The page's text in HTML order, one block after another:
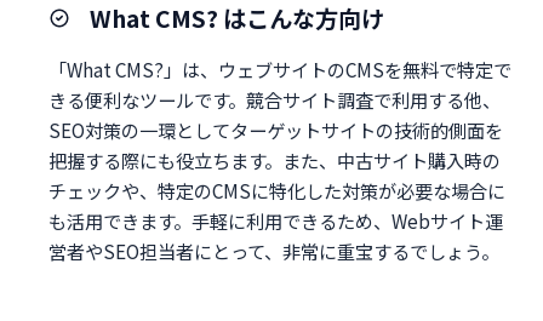
What CMS? はこんな方向け
「What CMS?」は、ウェブサイトのCMSを無料で特定で
きる便利なツールです。競合サイト調査で利用する他、
SEO対策の一環としてターゲットサイトの技術的側面を
把握する際にも役立ちます。また、中古サイト購入時の
チェックや、特定のCMSに特化した対策が必要な場合に
も活用できます。手軽に利用できるため、Webサイト運
営者やSEO担当者にとって、非常に重宝するでしょう。